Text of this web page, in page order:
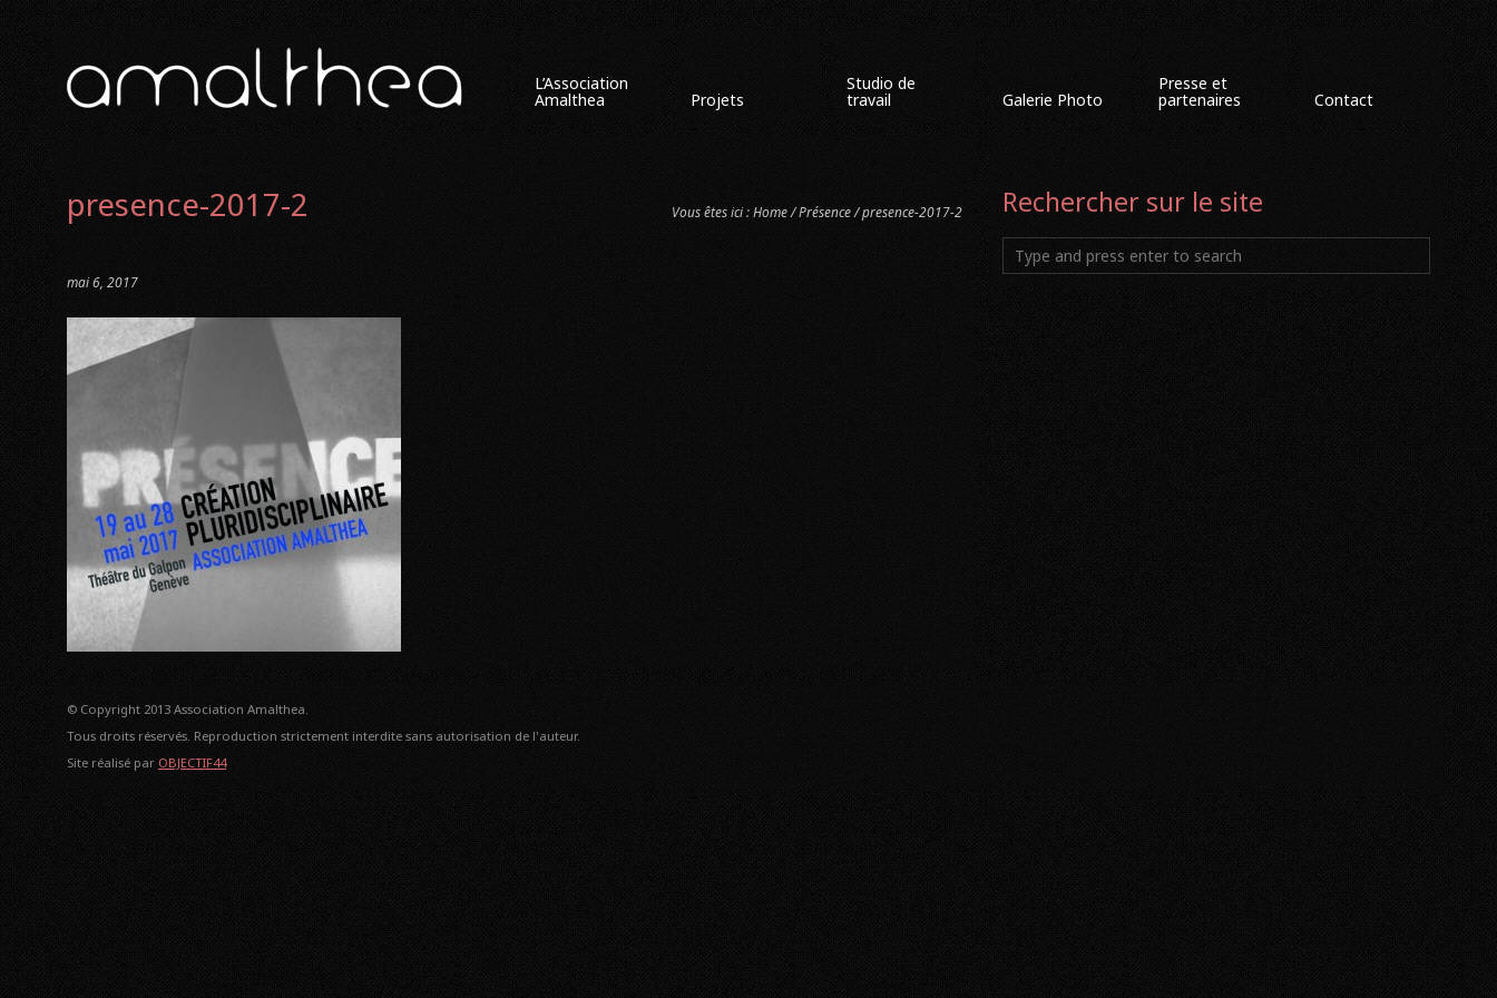
L’Association
Amalthea Projets
Studio de
travail Galerie Photo
Presse et
partenaires Contact
presence-2017-2 Vous êtes ici :Home/Présence/ presence-2017-2
mai 6, 2017
Rechercher sur le site
© Copyright 2013 Association Amalthea.
Tous droits réservés. Reproduction strictement interdite sans autorisation de l'auteur.
Site réalisé par OBJECTIF44